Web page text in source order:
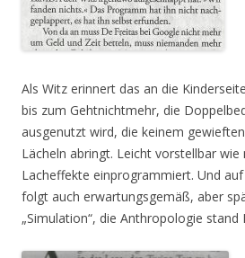
Als Witz erinnert das an die
bis zum Gehtnichtmehr, die
ausgenutzt wird, die keinem
Lächeln abringt. Leicht vorstellbar
Lacheffekte einprogrammiert. Und
folgt auch erwartungsgemäß, aber
„Simulation“, die Anthropologie stand